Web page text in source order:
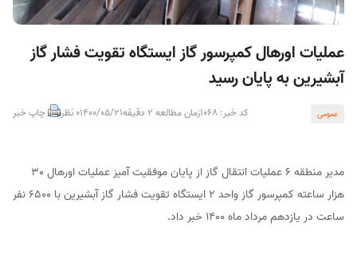
عملیات اورهال كمپرسور گاز ایستگاه تقویت فشار گاز
آبشیرین به پایان رسید
عمومی کد خبر: 1068 زمان مطالعه 2 دقیقه 1400/05/210 نظر چاپ خبر
مدير منطقه 6 عمليات انتقال گاز از پايان موفقيت آميز عمليات اورهال 30
هزار ساعته كمپرسور گاز واحد 2 ايستگاه تقويت فشار گاز آبشيرين با 6500 نفر
ساعت در يازدهم مرداد ماه 1400 خبر داد.